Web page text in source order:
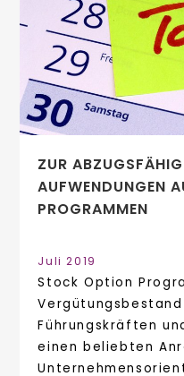
ZUR
AUFWENDUNGEN
PROGRAMMEN
Juli 2019
Stock Option
Führungskräften
einen beliebten